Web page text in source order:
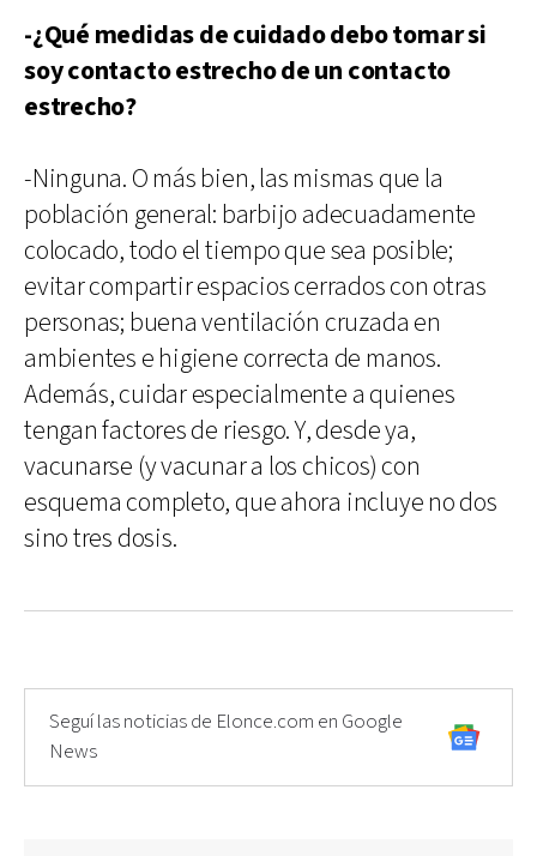
-¿Qué medidas de cuidado debo tomar si
soy contacto estrecho de un contacto
estrecho?
-Ninguna. O más bien, las mismas que la
población general: barbijo adecuadamente
colocado, todo el tiempo que sea posible;
evitar compartir espacios cerrados con otras
personas; buena ventilación cruzada en
ambientes e higiene correcta de manos.
Además, cuidar especialmente a quienes
tengan factores de riesgo. Y, desde ya,
vacunarse (y vacunar a los chicos) con
esquema completo, que ahora incluye no dos
sino tres dosis.
Seguí las noticias de Elonce.com en Google
News